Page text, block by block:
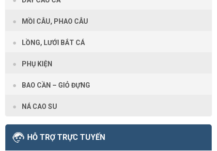
MỒI CÂU, PHAO CÂU
LỒNG, LƯỚI BẮT CÁ
PHỤ KIỆN
BAO CẦN – GIỎ ĐỰNG
NÁ CAO SU
HỖ TRỢ TRỰC TUYẾN